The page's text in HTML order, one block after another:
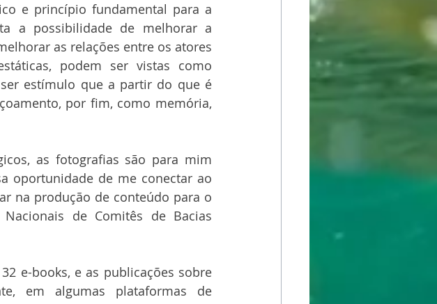
e princípio fundamental para a
a possibilidade de melhorar a
as relações entre os atores
podem ser vistas como
estímulo que a partir do que é
por fim, como memória,
as fotografias são para mim
oportunidade de me conectar ao
na produção de conteúdo para o
de Comitês de Bacias
e-books, e as publicações sobre
em algumas plataformas de